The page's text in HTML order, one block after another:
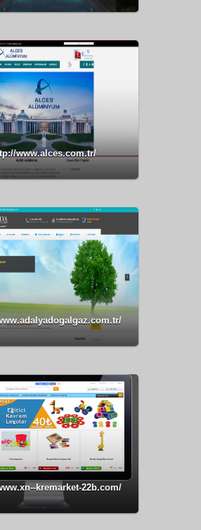
www.alces.com.tr/
kremarket-22b.com/